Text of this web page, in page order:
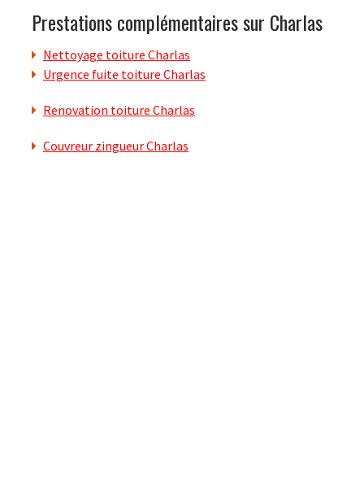
Prestations complémentaires sur Charlas
Nettoyage toiture Charlas
Urgence fuite toiture Charlas
Renovation toiture Charlas
Couvreur zingueur Charlas